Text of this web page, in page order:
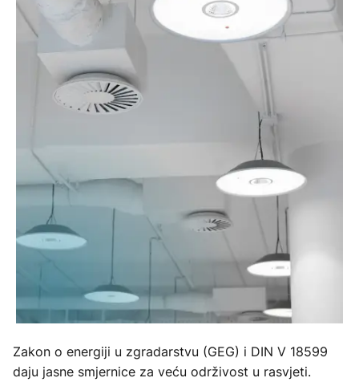
Zakon o energiji u zgradarstvu (GEG) i DIN V 18599
daju jasne smjernice za veću održivost u rasvjeti.